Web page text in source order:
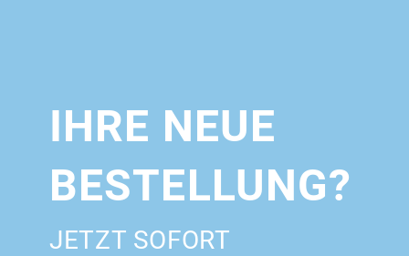
IHRE NEUE
BESTELLUNG?
JETZT SOFORT